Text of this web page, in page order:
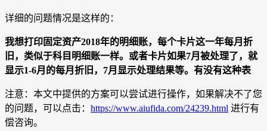
详细的问题情况是这样的：
我想打印固定资产2018年的明细账，每个卡片这一年每月折
旧，类似于科目明细账一样。或者卡片如果7月被处理了，就
显示1-6月的每月折旧，7月显示处理结果等。有没有这种表
注意：本文中提供的方案可以尝试进行操作，如果解决不了您
的问题，可以点击： https://www.aiufida.com/24239.html 进行有
偿咨询。